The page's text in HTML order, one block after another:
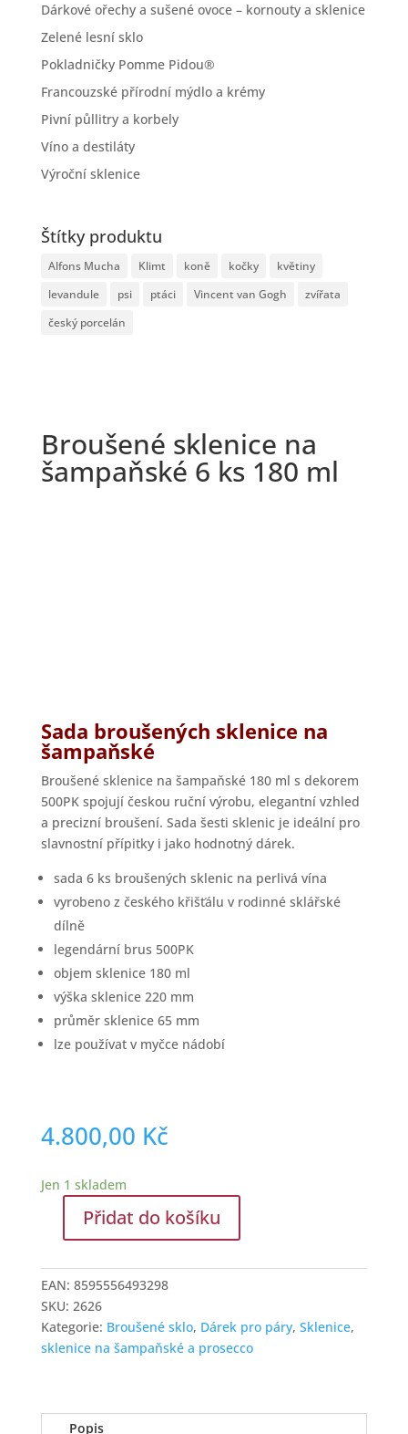
Dárkové ořechy a sušené ovoce – kornouty a sklenice
Zelené lesní sklo
Pokladničky Pomme Pidou®
Francouzské přírodní mýdlo a krémy
Pivní půllitry a korbely
Víno a destiláty
Výroční sklenice
Štítky produktu
Alfons Mucha Klimt koně kočky
květiny
levandule
psi ptáci Vincent van Gogh
zvířata
český porcelán
Broušené sklenice na
šampaňské 6 ks 180 ml
Sada broušených sklenice na
šampaňské
Broušené sklenice na šampaňské 180 ml s dekorem
500PK spojují českou ruční výrobu, elegantní vzhled
a precizní broušení. Sada šesti sklenic je ideální pro
slavnostní přípitky i jako hodnotný dárek.
sada 6 ks broušených sklenic na perlivá vína
vyrobeno z českého křišťálu v rodinné sklářské
dílně
legendární brus 500PK
objem sklenice 180 ml
výška sklenice 220 mm
průměr sklenice 65 mm
lze používat v myčce nádobí
4.800,00 Kč
Jen 1 skladem
Broušené
na
šampaňské
6
ks
180
Přidat do košíku
EAN: 8595556493298
SKU: 2626
Kategorie: Broušené sklo, Dárek pro páry, Sklenice,
sklenice na šampaňské a prosecco
Popis